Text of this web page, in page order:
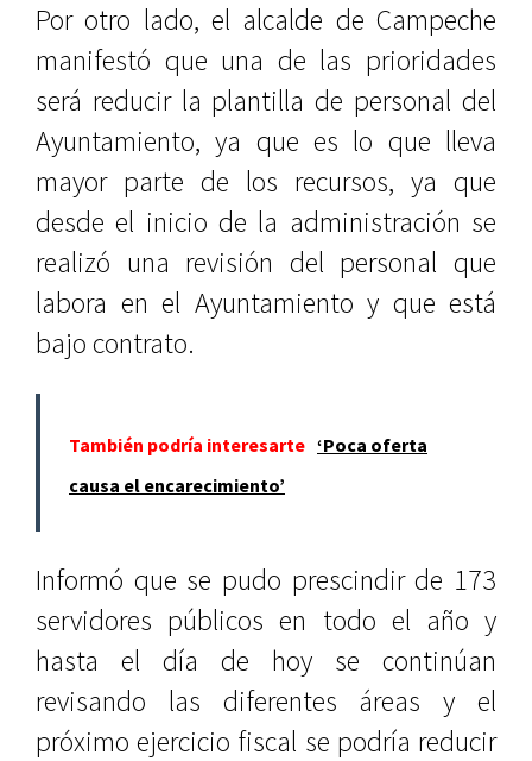
Por otro lado, el alcalde de Campeche
manifestó que una de las prioridades
será reducir la plantilla de personal del
Ayuntamiento, ya que es lo que lleva
mayor parte de los recursos, ya que
desde el inicio de la administración se
realizó una revisión del personal que
labora en el Ayuntamiento y que está
bajo contrato.
También podría interesarte ‘Poca oferta
causa el encarecimiento’
Informó que se pudo prescindir de 173
servidores públicos en todo el año y
hasta el día de hoy se continúan
revisando las diferentes áreas y el
próximo ejercicio fiscal se podría reducir